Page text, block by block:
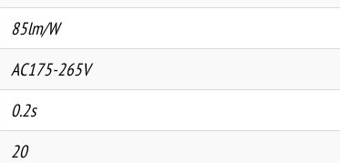
85lm/W
AC175-265V
0.2s
20